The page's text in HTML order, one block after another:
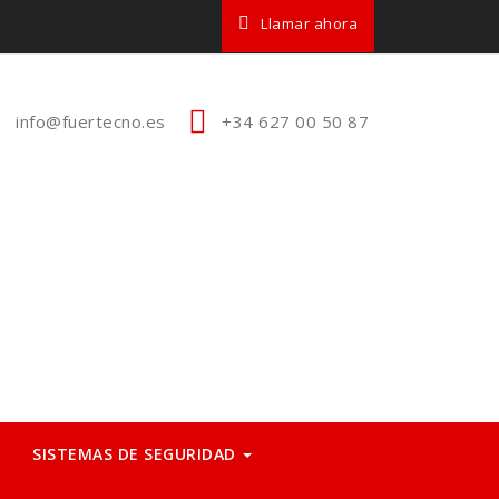
Llamar ahora
info@fuertecno.es +34 627 00 50 87
SISTEMAS DE SEGURIDAD